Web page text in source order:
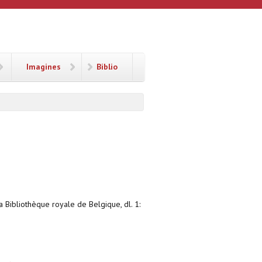
Imagines Biblio
Bibliothèque royale de Belgique, dl. 1: